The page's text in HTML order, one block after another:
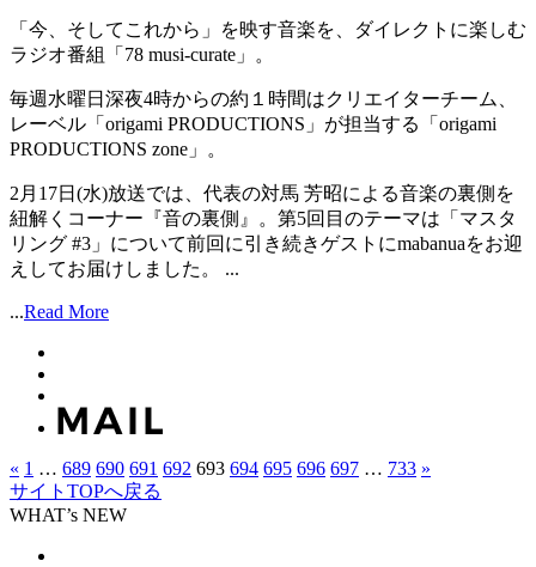
「今、そしてこれから」を映す音楽を、ダイレクトに楽しむ
ラジオ番組「78 musi-curate」。
毎週水曜日深夜4時からの約１時間はクリエイターチーム、
レーベル「origami PRODUCTIONS」が担当する「origami
PRODUCTIONS zone」。
2月17日(水)放送では、代表の対馬 芳昭による音楽の裏側を
紐解くコーナー『音の裏側』。第5回目のテーマは「マスタ
リング #3」について前回に引き続きゲストにmabanuaをお迎
えしてお届けしました。 ...
...Read More
« 1 … 689 690 691 692 693 694 695 696 697 … 733 »
サイトTOPへ戻る
WHAT’s NEW